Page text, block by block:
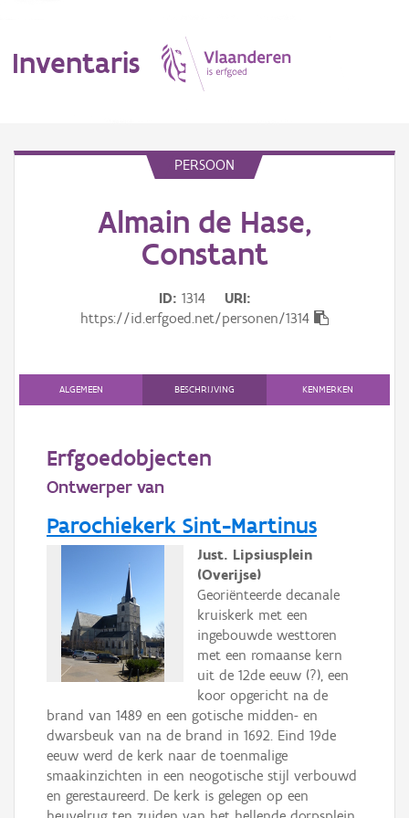
Inventaris
Downloads
Hergebruik
Aanmelden
PERSOON
Almain de Hase,
Constant
ID 1314
URI
https://id.erfgoed.net/personen/1314
ALGEMEEN BESCHRIJVING KENMERKEN
Erfgoedobjecten
Ontwerper van
Parochiekerk Sint-Martinus
Just. Lipsiusplein
(Overijse)
Georiënteerde decanale
kruiskerk met een
ingebouwde westtoren
met een romaanse kern
uit de 12de eeuw (?), een
koor opgericht na de
brand van 1489 en een gotische midden- en
dwarsbeuk van na de brand in 1692. Eind 19de
eeuw werd de kerk naar de toenmalige
smaakinzichten in een neogotische stijl verbouwd
en gerestaureerd. De kerk is gelegen op een